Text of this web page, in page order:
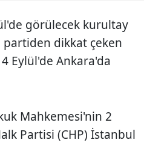
görülecek kurultay
partiden dikkat çeken
Eylül'de Ankara'da
Mahkemesi'nin 2
Partisi (CHP) İstanbul